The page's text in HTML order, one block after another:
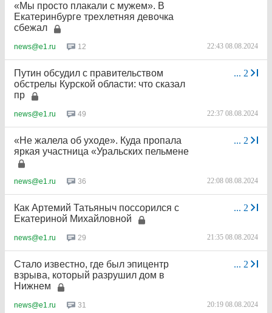
«Мы просто плакали с мужем». В
Екатеринбурге трехлетняя девочка
сбежал
news@e1.ru 12 22:43 08.08.2024
... 2
Путин обсудил с правительством
обстрелы Курской области: что сказал
пр
news@e1.ru 49 22:37 08.08.2024
... 2
«Не жалела об уходе». Куда пропала
яркая участница «Уральских пельмене
news@e1.ru 36 22:08 08.08.2024
... 2
Как Артемий Татьяныч поссорился с
Екатериной Михайловной
news@e1.ru 29 21:35 08.08.2024
... 2
Стало известно, где был эпицентр
взрыва, который разрушил дом в
Нижнем
news@e1.ru 31 20:19 08.08.2024